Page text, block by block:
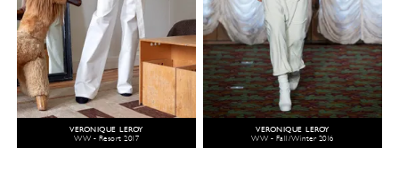
VERONIQUE LEROY
WW - Resort 2017
VERONIQUE LEROY
WW - Fall/Winter 2016